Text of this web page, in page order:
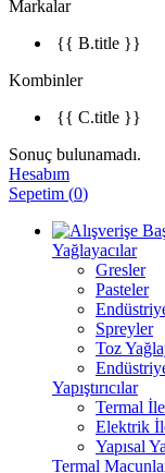
Markalar
{{ B.title }}
Kombinler
{{ C.title }}
Sonuç bulunamadı.
Hesabım
Sepetim (0)
Yağlayacılar
Gresler
Pasteler
Spreyler
Toz
Yapıştırıcılar
Termal
Elektrik
Yapısal
Termal